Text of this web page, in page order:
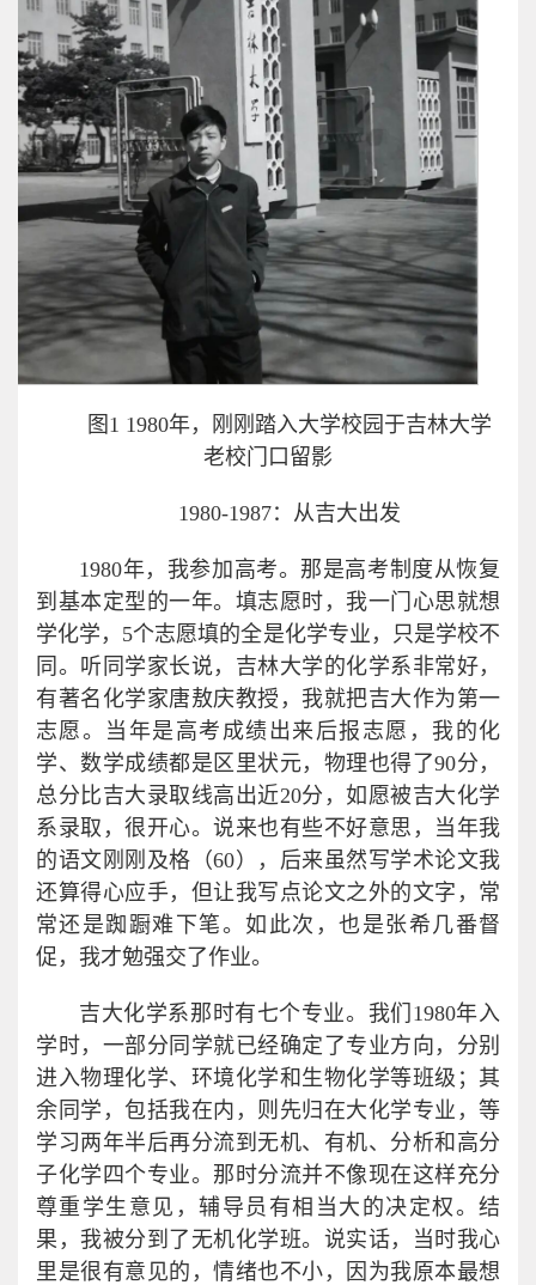
图1 1980年，刚刚踏入大学校园于吉林大学
老校门口留影
1980-1987：从吉大出发
1980年，我参加高考。那是高考制度从恢复
到基本定型的一年。填志愿时，我一门心思就想
学化学，5个志愿填的全是化学专业，只是学校不
同。听同学家长说，吉林大学的化学系非常好，
有著名化学家唐敖庆教授，我就把吉大作为第一
志愿。当年是高考成绩出来后报志愿，我的化
学、数学成绩都是区里状元，物理也得了90分，
总分比吉大录取线高出近20分，如愿被吉大化学
系录取，很开心。说来也有些不好意思，当年我
的语文刚刚及格（60），后来虽然写学术论文我
还算得心应手，但让我写点论文之外的文字，常
常还是踟蹰难下笔。如此次，也是张希几番督
促，我才勉强交了作业。
吉大化学系那时有七个专业。我们1980年入
学时，一部分同学就已经确定了专业方向，分别
进入物理化学、环境化学和生物化学等班级；其
余同学，包括我在内，则先归在大化学专业，等
学习两年半后再分流到无机、有机、分析和高分
子化学四个专业。那时分流并不像现在这样充分
尊重学生意见，辅导员有相当大的决定权。结
果，我被分到了无机化学班。说实话，当时我心
里是很有意见的，情绪也不小，因为我原本最想